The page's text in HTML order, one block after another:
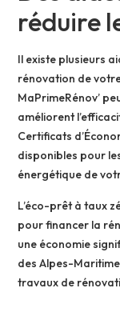
réduire
Il existe plusieurs
rénovation de
MaPrimeRénov’
améliorent
Certificats
disponibles pour
énergétique de
L’éco-prêt à taux
pour financer la
une économie
des Alpes-
travaux de